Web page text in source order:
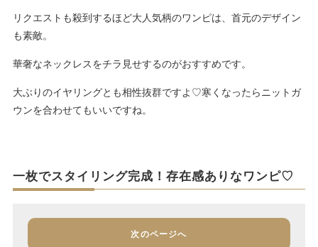
リクエストも殺到するほど大人気柄のワンピは、首元のデザイン
も素敵。
華奢なネックレスをチラ見せするのがおすすめです。
大ぶりのイヤリングとも相性抜群ですよ♡寒くなったらニットガ
ウンを合わせてもいいですね。
一枚でスタイリング完成！存在感ありなワンピ♡
次のページへ